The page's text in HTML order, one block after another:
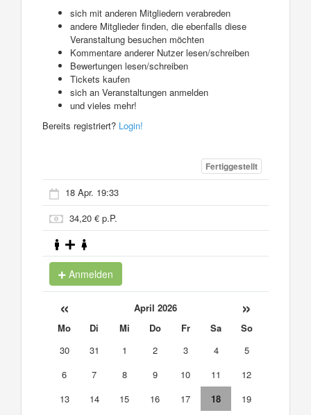
sich mit anderen Mitgliedern verabreden
andere Mitglieder finden, die ebenfalls diese
Veranstaltung besuchen möchten
Kommentare anderer Nutzer lesen/schreiben
Bewertungen lesen/schreiben
Tickets kaufen
sich an Veranstaltungen anmelden
und vieles mehr!
Bereits registriert? Login!
Fertiggestellt
18 Apr. 19:33
34,20 € p.P.
Anmelden
« April 2026 »
Mo Di Mi Do Fr Sa
So
30
31 1 2 3 4
5
6
7 8 9 10 11
12
13
14 15 16 17 18
19